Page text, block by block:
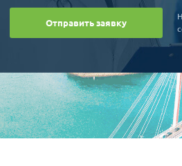
Отправить заявку